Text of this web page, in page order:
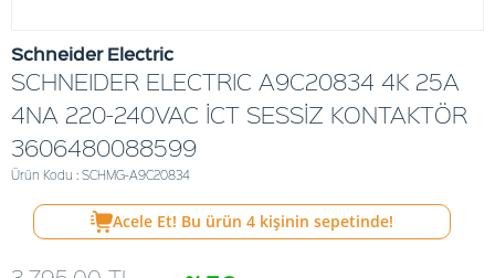
Schneider Electric
SCHNEIDER ELECTRIC A9C20834 4K 25A
4NA 220-240VAC İCT SESSİZ KONTAKTÖR
3606480088599
Ürün Kodu : SCHMG-A9C20834
Acele Et! Bu ürün 4 kişinin sepetinde!